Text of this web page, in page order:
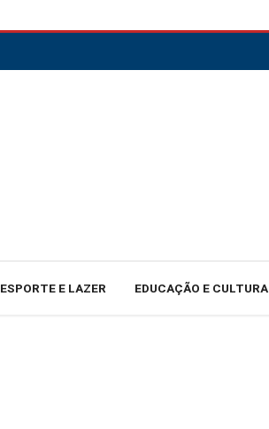
ESPORTE E LAZER EDUCAÇÃO E CULTURA